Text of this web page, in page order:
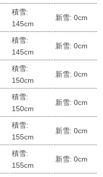
積雪:
145cm
新雪: 0cm
積雪:
145cm
新雪: 0cm
積雪:
150cm
新雪: 0cm
積雪:
150cm
新雪: 0cm
積雪:
155cm
新雪: 0cm
積雪:
155cm
新雪: 0cm